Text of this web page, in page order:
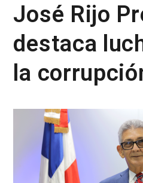
José Rijo
destaca
la